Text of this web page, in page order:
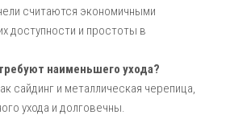
считаются экономичными
доступности и простоты в
наименьшего ухода?
сайдинг и металлическая черепица,
ухода и долговечны.